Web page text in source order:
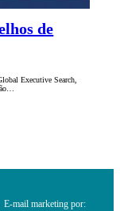
de
Executive Search,
E-mail marketing por: